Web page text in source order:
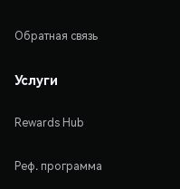
Обратная связь
Услуги
Rewards Hub
Реф. программа